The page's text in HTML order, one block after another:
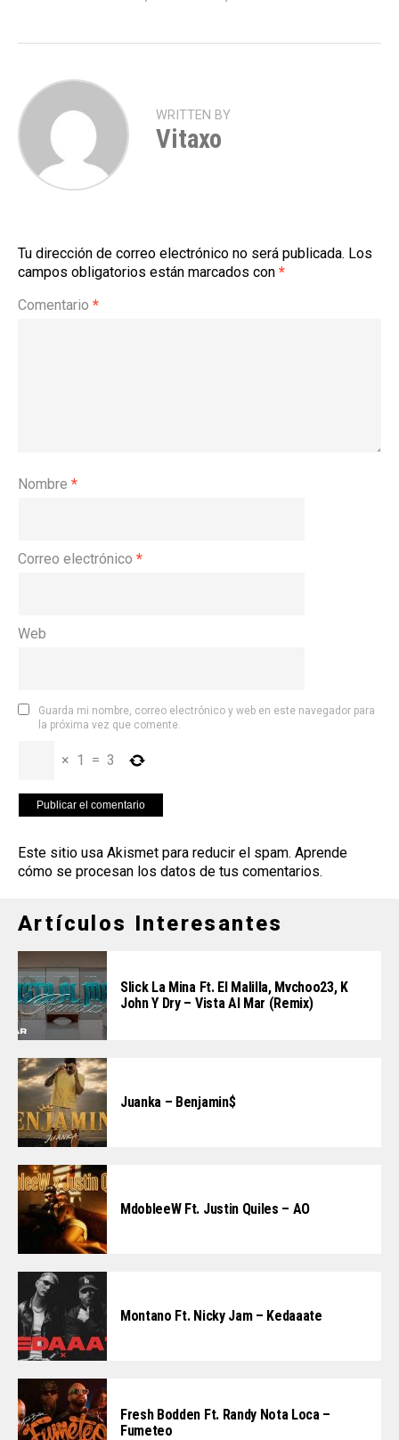
WRITTEN BY
Vitaxo
Tu dirección de correo electrónico no será publicada. Los
campos obligatorios están marcados con *
Comentario *
Nombre *
Correo electrónico *
Web
Guarda mi nombre, correo electrónico y web en este navegador para
la próxima vez que comente.
× 1 = 3
Este sitio usa Akismet para reducir el spam. Aprende
cómo se procesan los datos de tus comentarios.
Artículos Interesantes
Slick La Mina Ft. El Malilla, Mvchoo23, K
John Y Dry – Vista Al Mar (Remix)
Juanka – Benjamin$
MdobleeW Ft. Justin Quiles – AO
Montano Ft. Nicky Jam – Kedaaate
Fresh Bodden Ft. Randy Nota Loca –
Fumeteo